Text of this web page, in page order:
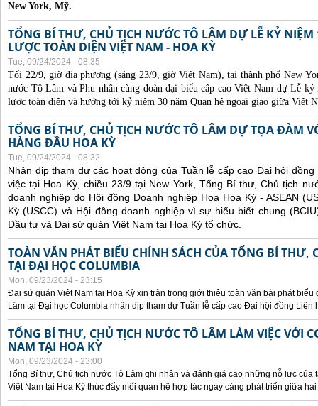
New York, Mỹ.
TỔNG BÍ THƯ, CHỦ TỊCH NƯỚC TÔ LÂM DỰ LỄ KỶ
LƯỢC TOÀN DIỆN VIỆT NAM - HOA KỲ
Tue, 09/24/2024 - 08:35
Tối 22/9, giờ địa phương (sáng 23/9, giờ Việt Nam), tại thành phố New
nước Tô Lâm và Phu nhân cùng đoàn đại biểu cấp cao Việt Nam dự Lễ
lược toàn diện và hướng tới kỷ niệm 30 năm Quan hệ ngoại giao giữa Việt
TỔNG BÍ THƯ, CHỦ TỊCH NƯỚC TÔ LÂM DỰ TỌA ĐÀM
HÀNG ĐẦU HOA KỲ
Tue, 09/24/2024 - 08:32
Nhân dịp tham dự các hoạt động của Tuần lễ cấp cao Đại hội
việc tại Hoa Kỳ, chiều 23/9 tại New York, Tổng Bí thư, Chủ tịch
doanh nghiệp do Hội đồng Doanh nghiệp Hoa Hoa Kỳ - ASEAN
Kỳ (USCC) và Hội đồng doanh nghiệp vì sự hiểu biết chung
Đầu tư và Đại sứ quán Việt Nam tại Hoa Kỳ tổ chức.
TOÀN VĂN PHÁT BIỂU CHÍNH SÁCH CỦA TỔNG BÍ THƯ,
TẠI ĐẠI HỌC COLUMBIA
Mon, 09/23/2024 - 23:15
Đại sứ quán Việt Nam tại Hoa Kỳ xin trân trọng giới thiệu toàn văn bài phát biểu
Lâm tại Đại học Columbia nhân dịp tham dự Tuần lễ cấp cao Đại hội đồng Liên
TỔNG BÍ THƯ, CHỦ TỊCH NƯỚC TÔ LÂM LÀM VIỆC VỚI
NAM TẠI HOA KỲ
Mon, 09/23/2024 - 23:00
Tổng Bí thư, Chủ tịch nước Tô Lâm ghi nhận và đánh giá cao những nỗ lực của
Việt Nam tại Hoa Kỳ thúc đẩy mối quan hệ hợp tác ngày càng phát triển giữa